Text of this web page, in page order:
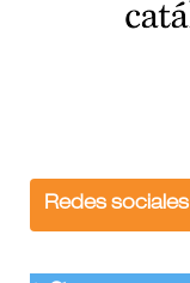
Redes sociales